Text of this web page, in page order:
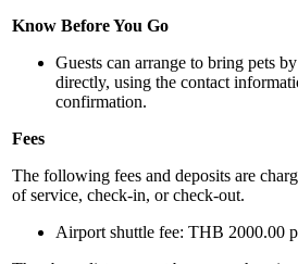
Know Before You Go
Guests can arrange to bring pets
directly, using the contact
confirmation.
Fees
The following fees and deposits are
of service, check-in, or check-out.
Airport shuttle fee: THB 2000.00